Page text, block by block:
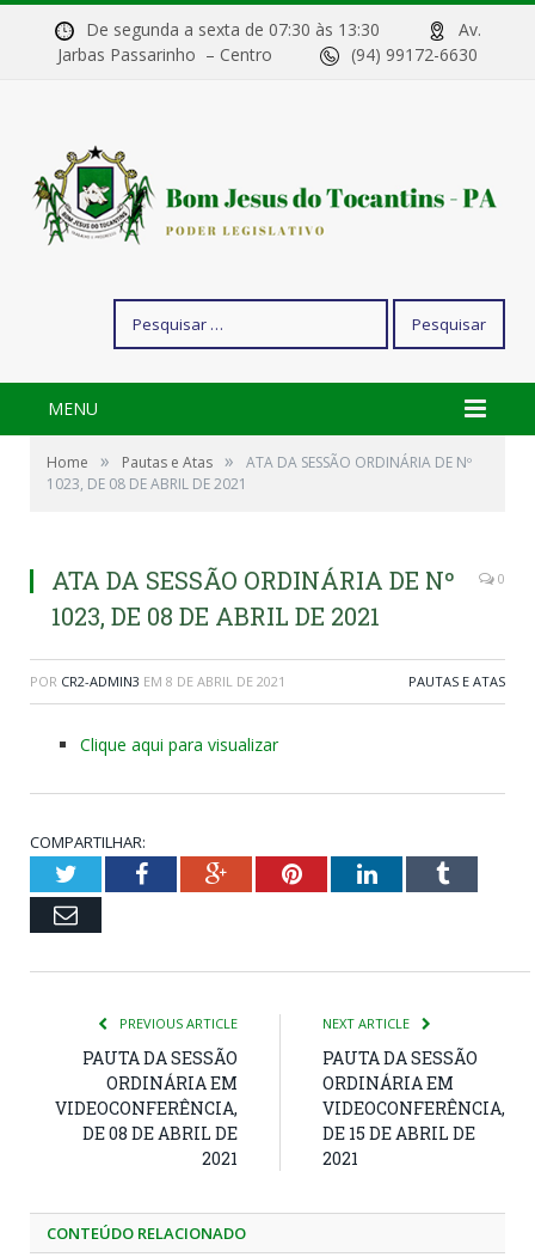
De segunda a sexta de 07:30 às 13:30
Av.
Jarbas Passarinho – Centro
(94) 99172-6630
por:
MENU
Home » Pautas e Atas »
ATA DA SESSÃO ORDINÁRIA DE Nº
1023, DE 08 DE ABRIL DE 2021
ATA DA SESSÃO ORDINÁRIA DE Nº
1023, DE 08 DE ABRIL DE 2021
0
POR CR2-ADMIN3 EM 8 DE ABRIL DE 2021 PAUTAS E ATAS
Clique aqui para visualizar
COMPARTILHAR:
TwitterFacebookGoogle+PinterestLinkedInTumblr
Email
PREVIOUS ARTICLE
PAUTA DA SESSÃO
ORDINÁRIA EM
VIDEOCONFERÊNCIA,
DE 08 DE ABRIL DE
2021
NEXT ARTICLE
PAUTA DA SESSÃO
ORDINÁRIA EM
VIDEOCONFERÊNCIA,
DE 15 DE ABRIL DE
2021
CONTEÚDO RELACIONADO